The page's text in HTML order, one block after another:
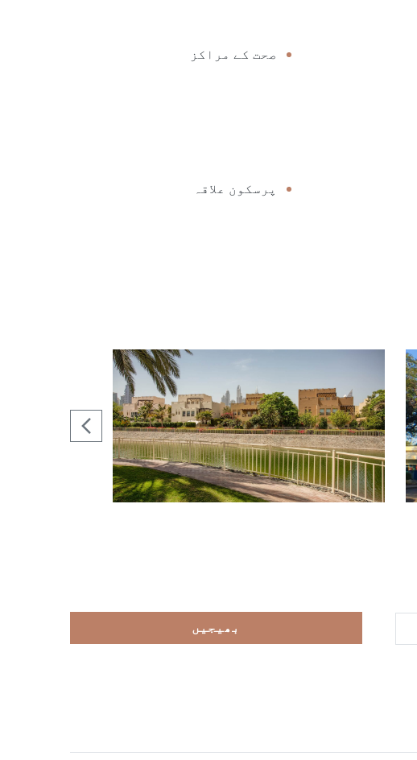
صحت کے مراکز
پرسکون علاقہ
بھیجیں